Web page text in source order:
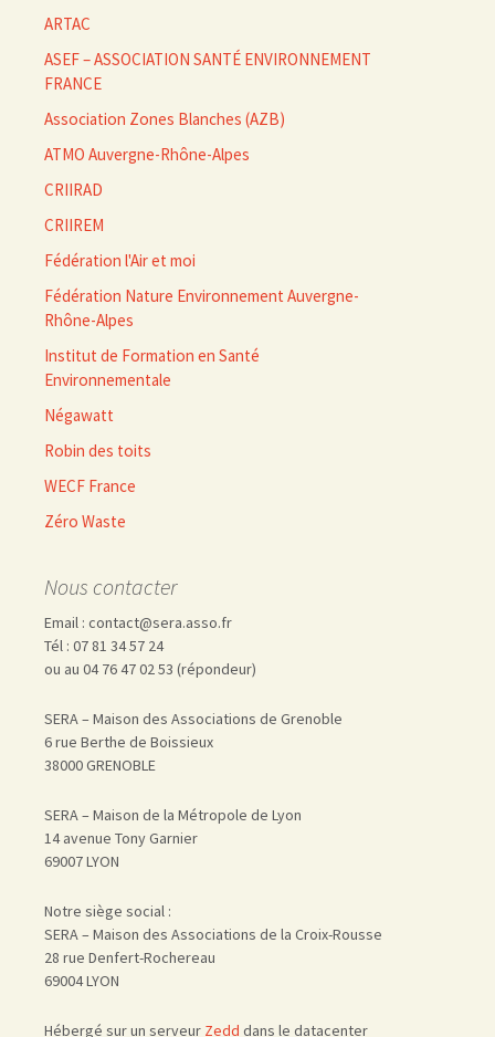
ARTAC
ASEF – ASSOCIATION SANTÉ ENVIRONNEMENT
FRANCE
Association Zones Blanches (AZB)
ATMO Auvergne-Rhône-Alpes
CRIIRAD
CRIIREM
Fédération l'Air et moi
Fédération Nature Environnement Auvergne-
Rhône-Alpes
Institut de Formation en Santé
Environnementale
Négawatt
Robin des toits
WECF France
Zéro Waste
Nous contacter
Email : contact@sera.asso.fr
Tél : 07 81 34 57 24
ou au 04 76 47 02 53 (répondeur)
SERA – Maison des Associations de Grenoble
6 rue Berthe de Boissieux
38000 GRENOBLE
SERA – Maison de la Métropole de Lyon
14 avenue Tony Garnier
69007 LYON
Notre siège social :
SERA – Maison des Associations de la Croix-Rousse
28 rue Denfert-Rochereau
69004 LYON
Hébergé sur un serveur Zedd dans le datacenter